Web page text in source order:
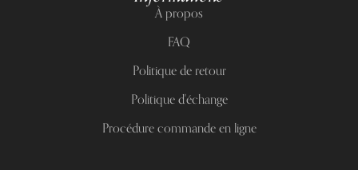
À propos
FAQ
Politique de retour
Politique d'échange
Procédure commande en ligne